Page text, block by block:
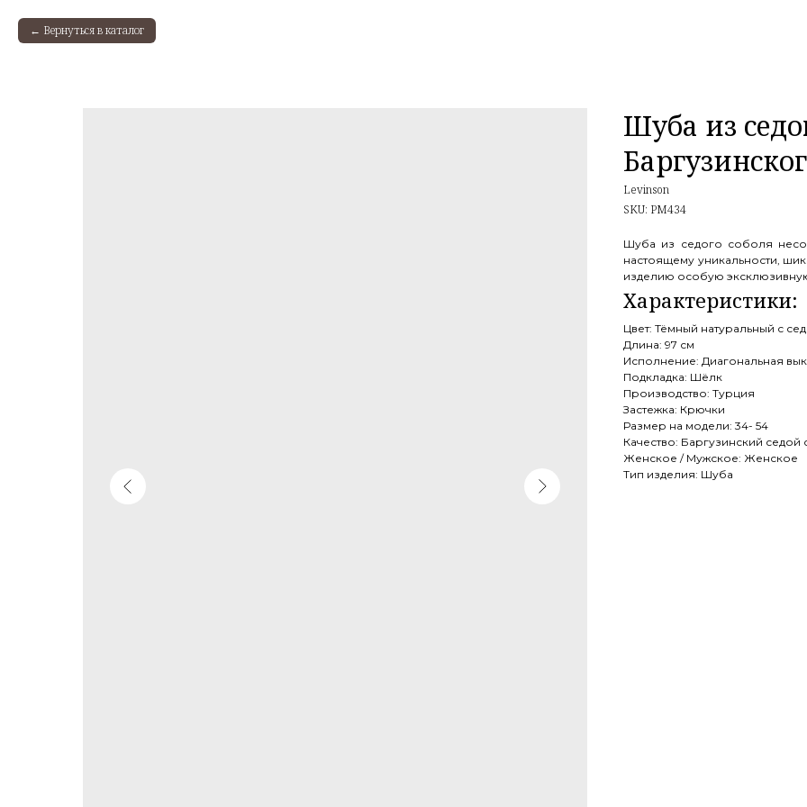
Вернуться в каталог
Шуба из
Levinson
SKU: PM434
Шуба из седого соболя
настоящему уникальности,
изделию особую
Цвет: Тёмный натуральный с
Длина: 97 см
Исполнение: Диагональная
Подкладка: Шёлк
Производство: Турция
Застежка: Крючки
Размер на модели: 34- 54
Качество: Баргузинский седой
Женское / Мужское: Женское
Тип изделия: Шуба